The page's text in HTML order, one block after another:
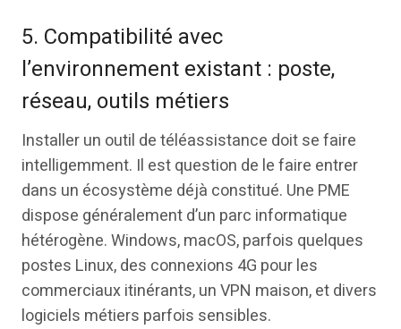
5. Compatibilité avec
l’environnement existant : poste,
réseau, outils métiers
Installer un outil de téléassistance doit se faire
intelligemment. Il est question de le faire entrer
dans un écosystème déjà constitué. Une PME
dispose généralement d’un parc informatique
hétérogène. Windows, macOS, parfois quelques
postes Linux, des connexions 4G pour les
commerciaux itinérants, un VPN maison, et divers
logiciels métiers parfois sensibles.